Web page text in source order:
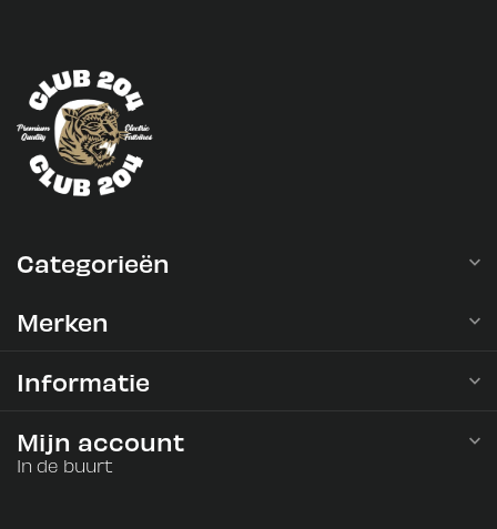
Categorieën
Merken
Informatie
Mijn account
In de buurt